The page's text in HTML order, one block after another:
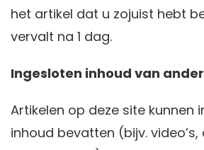
het artikel dat u zojuist hebt
vervalt na 1 dag.
Ingesloten inhoud van
Artikelen op deze site kunnen
inhoud bevatten (bijv.